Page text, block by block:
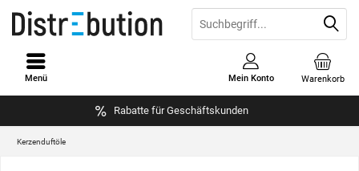
Rabatte für Geschäftskunden
Warenkorb
Mein Konto
Menü
Kerzenduftöle